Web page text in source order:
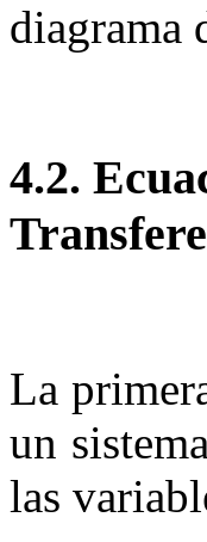
diagrama
4.2.
La
un
las